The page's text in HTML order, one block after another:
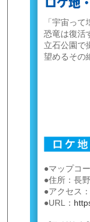
「宇宙っ
恐竜は復活
立石公園で
望めるその
●マップコ
●住所：長
●アクセス
●URL：